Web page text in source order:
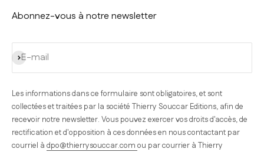
Abonnez-vous à notre newsletter
E-mail
S'inscrire
Les informations dans ce formulaire sont obligatoires, et sont
collectées et traitées par la société Thierry Souccar Editions, afin de
recevoir notre newsletter. Vous pouvez exercer vos droits d'accès, de
rectification et d'opposition à ces données en nous contactant par
courriel à dpo@thierrysouccar.com ou par courrier à Thierry